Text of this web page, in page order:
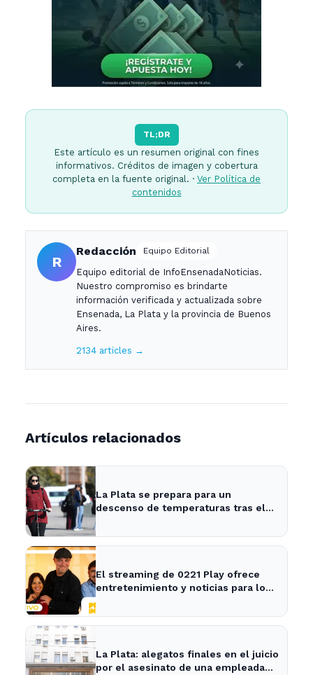
TL;DR
Este artículo es un resumen original con fines
informativos. Créditos de imagen y cobertura
completa en la fuente original. · Ver Política de
contenidos
R
Redacción Equipo Editorial
Equipo editorial de InfoEnsenadaNoticias.
Nuestro compromiso es brindarte
información verificada y actualizada sobre
Ensenada, La Plata y la provincia de Buenos
Aires.
2134 articles →
Artículos relacionados
La Plata se prepara para un
descenso de temperaturas tras el
El streaming de 0221 Play ofrece
entretenimiento y noticias para los
La Plata: alegatos finales en el juicio
por el asesinato de una empleada